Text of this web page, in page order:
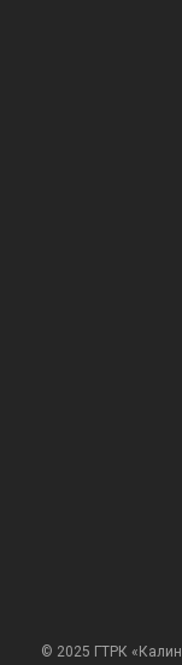
© 2025 ГТРК